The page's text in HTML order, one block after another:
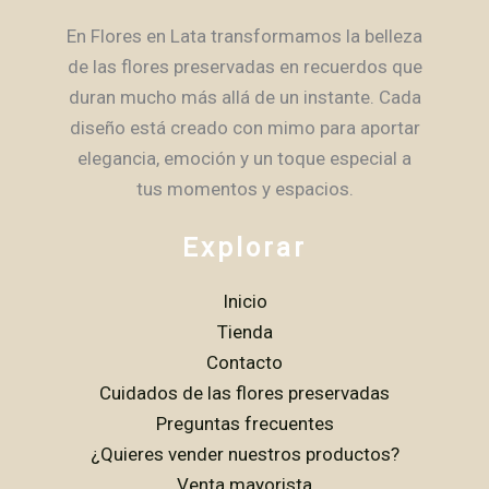
En Flores en Lata transformamos la belleza
de las flores preservadas en recuerdos que
duran mucho más allá de un instante. Cada
diseño está creado con mimo para aportar
elegancia, emoción y un toque especial a
tus momentos y espacios.
Explorar
Inicio
Tienda
Contacto
Cuidados de las flores preservadas
Preguntas frecuentes
¿Quieres vender nuestros productos?
Venta mayorista